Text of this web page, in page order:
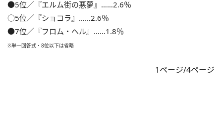
●5位／『エルム街の悪夢』……2.6％
○5位／『ショコラ』……2.6％
●7位／『フロム・ヘル』……1.8％
※単一回答式・8位以下は省略
1ページ/4ページ